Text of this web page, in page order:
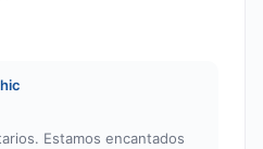
Estamos encantados